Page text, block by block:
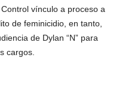
vínculo a proceso a
de feminicidio, en tanto,
de Dylan “N” para
cargos.